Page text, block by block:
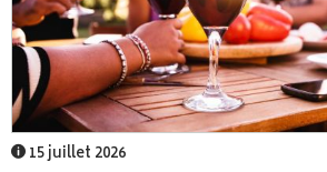
15 juillet 2026